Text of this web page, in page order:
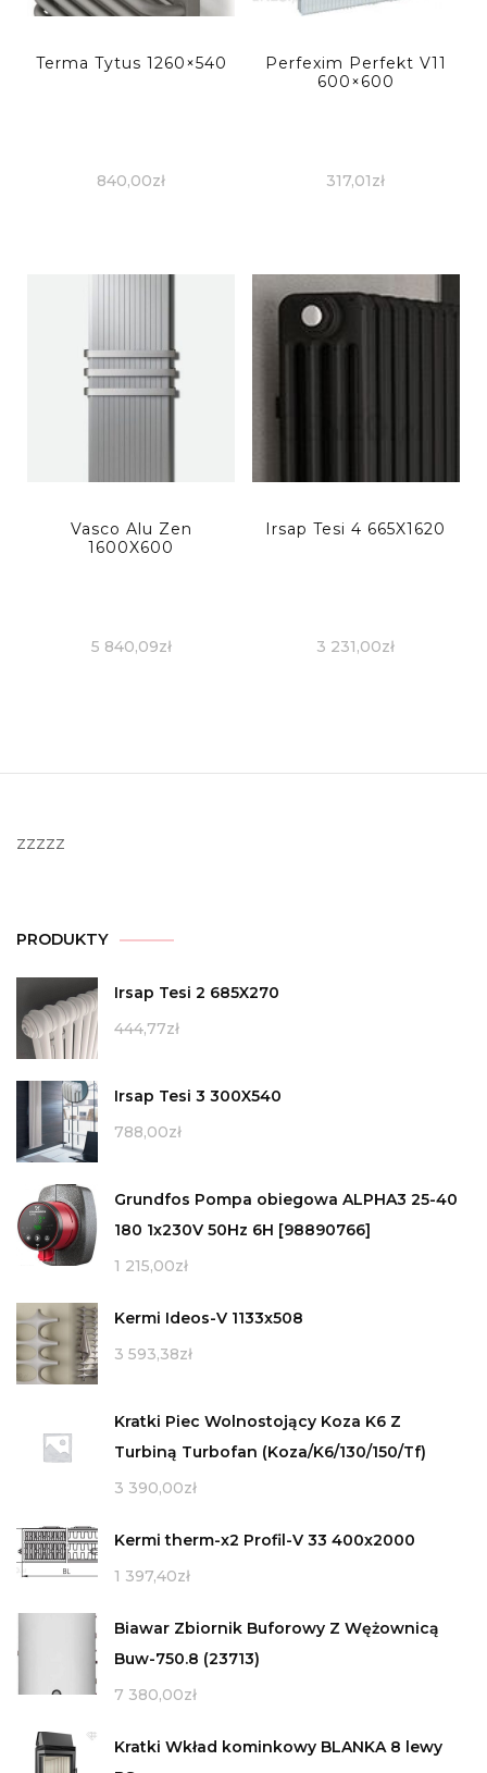
Terma Tytus 1260×540
840,00zł
Perfexim Perfekt V11
600×600
317,01zł
Vasco Alu Zen
1600X600
5 840,09zł
Irsap Tesi 4 665X1620
3 231,00zł
zzzzz
PRODUKTY
Irsap Tesi 2 685X270
444,77zł
Irsap Tesi 3 300X540
788,00zł
Grundfos Pompa obiegowa ALPHA3 25-40
180 1x230V 50Hz 6H [98890766]
1 215,00zł
Kermi Ideos-V 1133x508
3 593,38zł
Kratki Piec Wolnostojący Koza K6 Z
Turbiną Turbofan (Koza/K6/130/150/Tf)
3 390,00zł
Kermi therm-x2 Profil-V 33 400x2000
1 397,40zł
Biawar Zbiornik Buforowy Z Wężownicą
Buw-750.8 (23713)
7 380,00zł
Kratki Wkład kominkowy BLANKA 8 lewy